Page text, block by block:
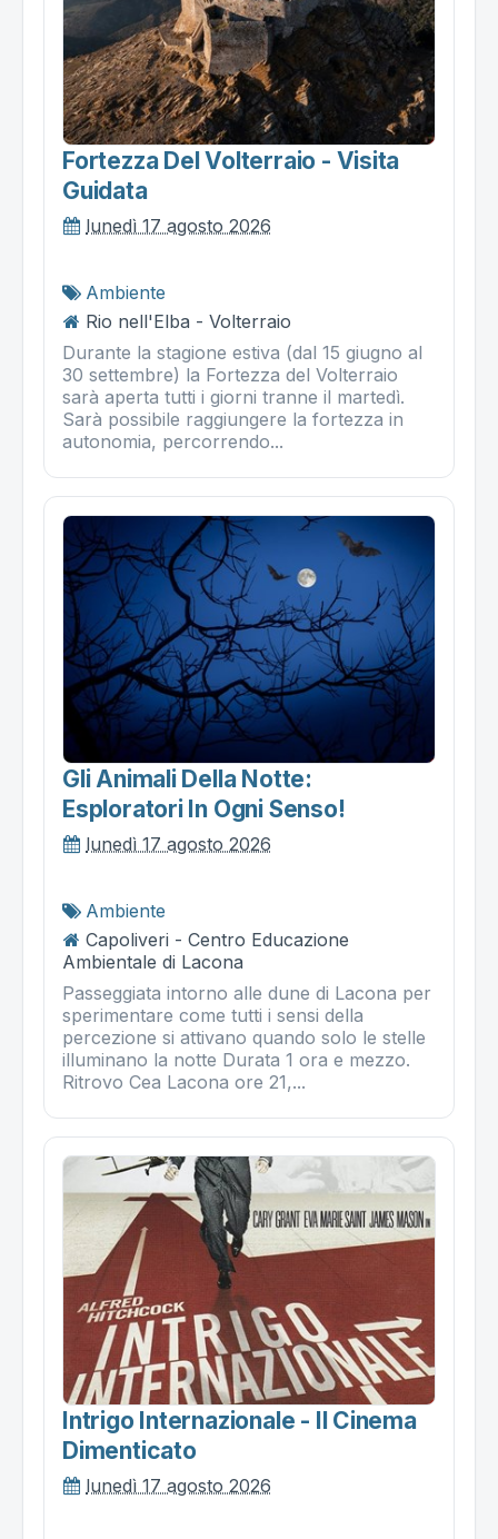
Fortezza Del Volterraio - Visita
Guidata
lunedì 17 agosto 2026
Ambiente
Rio nell'Elba - Volterraio
Durante la stagione estiva (dal 15 giugno al
30 settembre) la Fortezza del Volterraio
sarà aperta tutti i giorni tranne il martedì.
Sarà possibile raggiungere la fortezza in
autonomia, percorrendo...
Gli Animali Della Notte:
Esploratori In Ogni Senso!
lunedì 17 agosto 2026
Ambiente
Capoliveri - Centro Educazione
Ambientale di Lacona
Passeggiata intorno alle dune di Lacona per
sperimentare come tutti i sensi della
percezione si attivano quando solo le stelle
illuminano la notte Durata 1 ora e mezzo.
Ritrovo Cea Lacona ore 21,...
Intrigo Internazionale - Il Cinema
Dimenticato
lunedì 17 agosto 2026